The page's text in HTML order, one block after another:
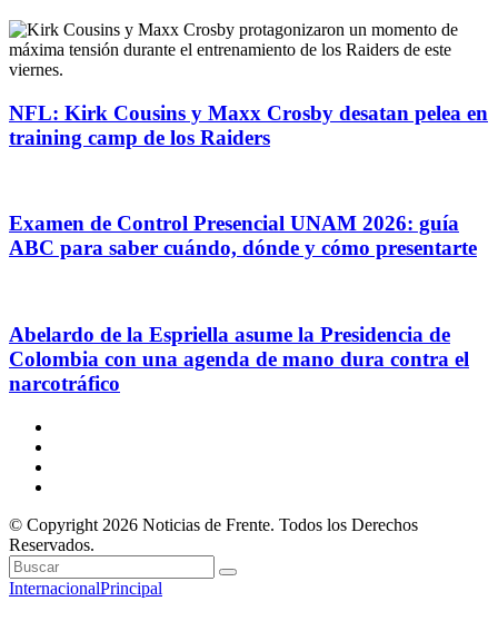
NFL: Kirk Cousins y Maxx Crosby desatan pelea en
training camp de los Raiders
Examen de Control Presencial UNAM 2026: guía
ABC para saber cuándo, dónde y cómo presentarte
Abelardo de la Espriella asume la Presidencia de
Colombia con una agenda de mano dura contra el
narcotráfico
© Copyright 2026 Noticias de Frente. Todos los Derechos
Reservados.
InternacionalPrincipal